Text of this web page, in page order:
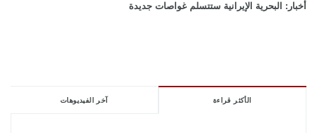
أخبار: البحرية الإيرانية ستتسلم غواصات جديدة
الأكثر قراءة آخر الفيديوهات